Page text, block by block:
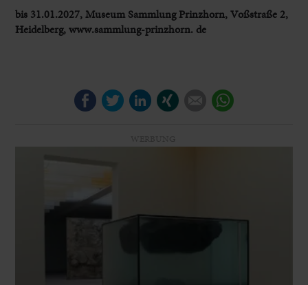
bis 31.01.2027, Museum Sammlung Prinzhorn, Voßstraße 2,
Heidelberg, www.sammlung-prinzhorn. de
FacebookTwitterLinkedIn E-mail